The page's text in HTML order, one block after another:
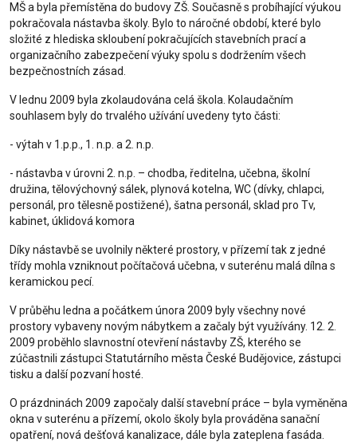
MŠ a byla přemístěna do budovy ZŠ. Současně s probíhající výukou
pokračovala nástavba školy. Bylo to náročné období, které bylo
složité z hlediska skloubení pokračujících stavebních prací a
organizačního zabezpečení výuky spolu s dodržením všech
bezpečnostních zásad.
V lednu 2009 byla zkolaudována celá škola. Kolaudačním
souhlasem byly do trvalého užívání uvedeny tyto části:
- výtah v 1.p.p., 1. n.p. a 2. n.p.
- nástavba v úrovni 2. n.p. – chodba, ředitelna, učebna, školní
družina, tělovýchovný sálek, plynová kotelna, WC (dívky, chlapci,
personál, pro tělesně postižené), šatna personál, sklad pro Tv,
kabinet, úklidová komora
Díky nástavbě se uvolnily některé prostory, v přízemí tak z jedné
třídy mohla vzniknout počítačová učebna, v suterénu malá dílna s
keramickou pecí.
V průběhu ledna a počátkem února 2009 byly všechny nové
prostory vybaveny novým nábytkem a začaly být využívány. 12. 2.
2009 proběhlo slavnostní otevření nástavby ZŠ, kterého se
zúčastnili zástupci Statutárního města České Budějovice, zástupci
tisku a další pozvaní hosté.
O prázdninách 2009 započaly další stavební práce – byla vyměněna
okna v suterénu a přízemí, okolo školy byla prováděna sanační
opatření, nová dešťová kanalizace, dále byla zateplena fasáda.